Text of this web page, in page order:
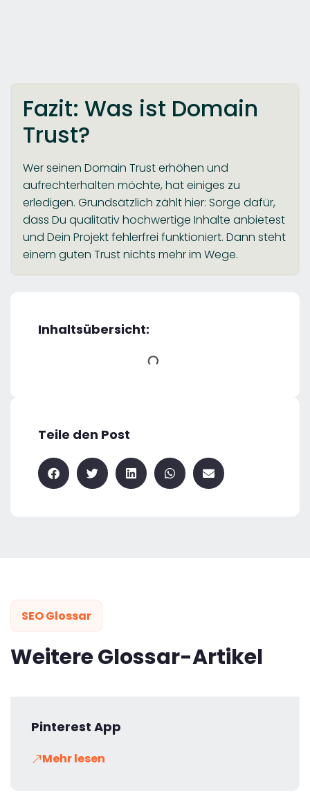
Fazit: Was ist Domain
Trust?
Wer seinen Domain Trust erhöhen und
aufrechterhalten möchte, hat einiges zu
erledigen. Grundsätzlich zählt hier: Sorge dafür,
dass Du qualitativ hochwertige Inhalte anbietest
und Dein Projekt fehlerfrei funktioniert. Dann steht
einem guten Trust nichts mehr im Wege.
Inhaltsübersicht:
Teile den Post
SEO Glossar
Weitere Glossar-Artikel
Pinterest App
Mehr lesen